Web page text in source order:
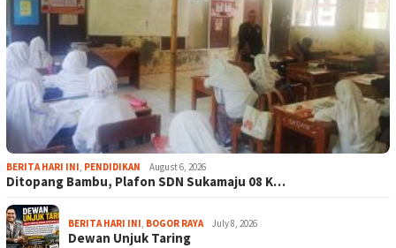
BERITA HARI INI, PENDIDIKAN August 6, 2026
Ditopang Bambu, Plafon SDN Sukamaju 08 K…
BERITA HARI INI, BOGOR RAYA July 8, 2026
Dewan Unjuk Taring